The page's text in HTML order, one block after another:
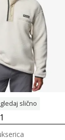
Uporedi
slično
1